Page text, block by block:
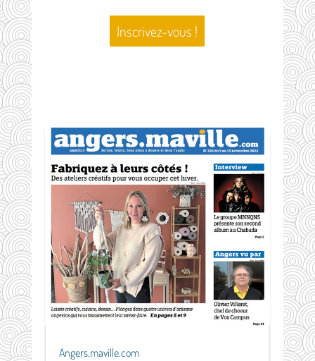
Inscrivez-vous !
Angers.maville.com